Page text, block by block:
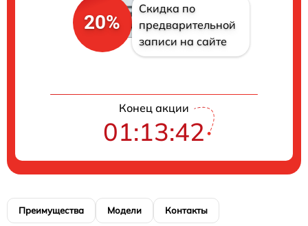
20%
Скидка по
предварительной
записи на сайте
Конец акции
01:13:42
Преимущества Модели Контакты